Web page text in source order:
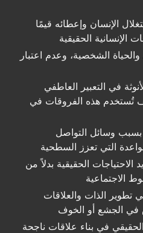
الإنسان وإعطائه قيمًا
الإنسانية الحقيقية
الشخصية، وعدم اعتبار
في التعبير العاطفي
تُستخدم هذه الفروقات في
بسبب وسائل التواصل
التي تعزز السطحية
الحقيقية بدلاً من
الاجتماعية
تطوير الذات والعلاقات
في الجشع أو الخوف
في بناء علاقات ناجحة